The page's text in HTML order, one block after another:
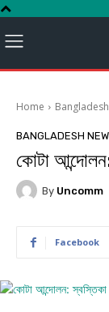
Home
BANGLADESH
কোটা
By Uncomm
Facebook